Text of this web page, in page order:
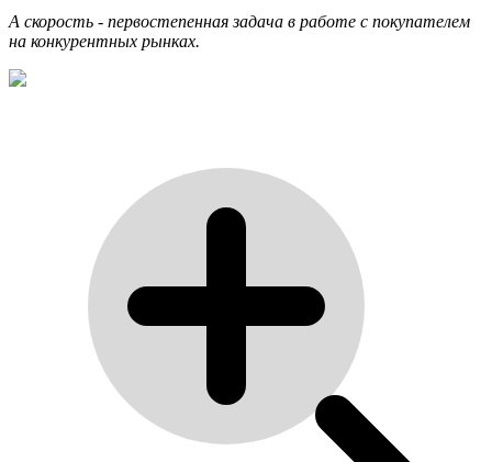
А скорость - первостепенная задача в работе с покупателем
на конкурентных рынках.